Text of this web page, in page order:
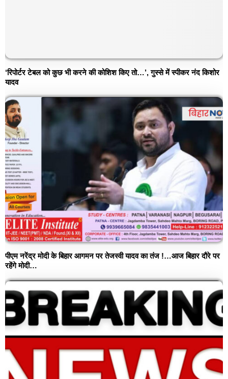
‘रिपोर्टर टेबल को कुछ भी करने की कोशिश किए तो…’, गुस्से में स्पीकर नंद किशोर
यादव
पीएम नरेंद्र मोदी के बिहार आगमन पर तेजस्वी यादव का तंज !…आज बिहार दौरे पर
रहेंगे मोदी…